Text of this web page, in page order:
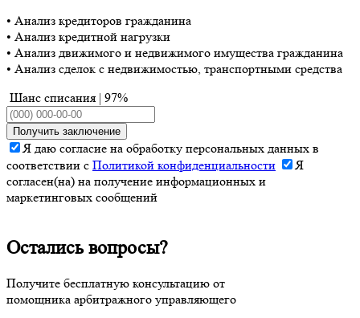
• Анализ кредиторов гражданина
• Анализ кредитной нагрузки
• Анализ движимого и недвижимого имущества гражданина
• Анализ сделок с недвижимостью, транспортными средства
Шанс списания | 97%
Получить заключение
Я даю согласие на обработку персональных данных в
соответствии с Политикой конфиденциальности
Я
согласен(на) на получение информационных и
маркетинговых сообщений
Остались вопросы?
Получите бесплатную консультацию от
помощника арбитражного управляющего